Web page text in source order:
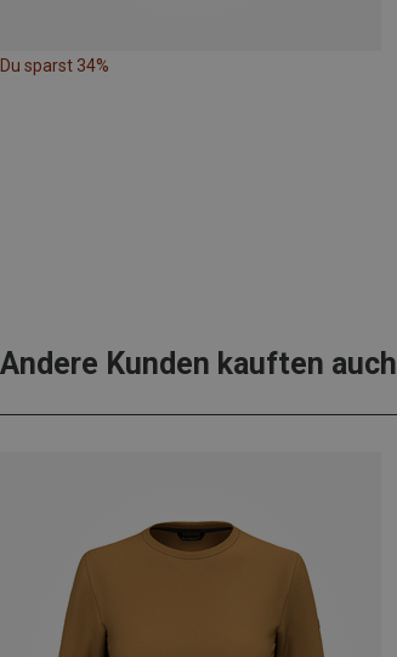
Du sparst 34%
Andere Kunden kauften auch